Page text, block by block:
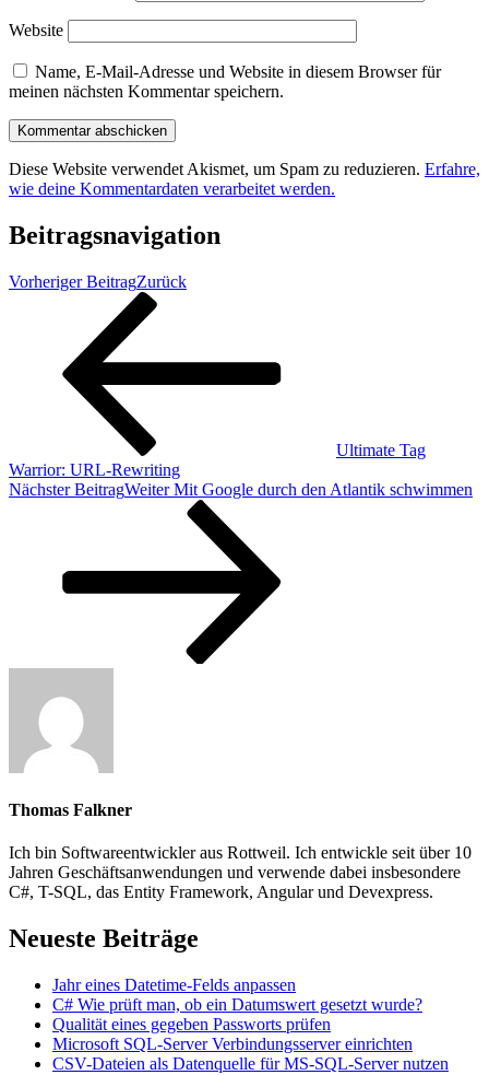
Website
Name, E-Mail-Adresse und Website in diesem Browser für
meinen nächsten Kommentar speichern.
Diese Website verwendet Akismet, um Spam zu reduzieren. Erfahre,
wie deine Kommentardaten verarbeitet werden.
Beitragsnavigation
Vorheriger BeitragZurück
Ultimate Tag
Warrior: URL-Rewriting
Nächster BeitragWeiter Mit Google durch den Atlantik schwimmen
Thomas Falkner
Ich bin Softwareentwickler aus Rottweil. Ich entwickle seit über 10
Jahren Geschäftsanwendungen und verwende dabei insbesondere
C#, T-SQL, das Entity Framework, Angular und Devexpress.
Neueste Beiträge
Jahr eines Datetime-Felds anpassen
C# Wie prüft man, ob ein Datumswert gesetzt wurde?
Qualität eines gegeben Passworts prüfen
Microsoft SQL-Server Verbindungsserver einrichten
CSV-Dateien als Datenquelle für MS-SQL-Server nutzen